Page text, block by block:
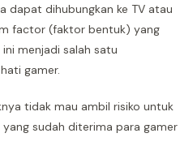
dapat dihubungkan ke TV atau
factor (faktor bentuk) yang
menjadi salah satu
gamer.
tidak mau ambil risiko untuk
sudah diterima para gamer